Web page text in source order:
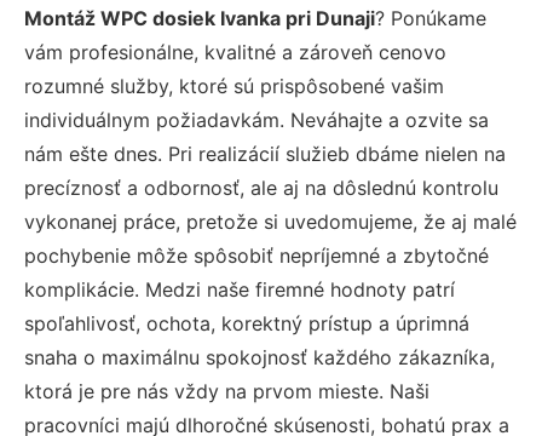
Montáž WPC dosiek Ivanka pri Dunaji? Ponúkame
vám profesionálne, kvalitné a zároveň cenovo
rozumné služby, ktoré sú prispôsobené vašim
individuálnym požiadavkám. Neváhajte a ozvite sa
nám ešte dnes. Pri realizácií služieb dbáme nielen na
precíznosť a odbornosť, ale aj na dôslednú kontrolu
vykonanej práce, pretože si uvedomujeme, že aj malé
pochybenie môže spôsobiť nepríjemné a zbytočné
komplikácie. Medzi naše firemné hodnoty patrí
spoľahlivosť, ochota, korektný prístup a úprimná
snaha o maximálnu spokojnosť každého zákazníka,
ktorá je pre nás vždy na prvom mieste. Naši
pracovníci majú dlhoročné skúsenosti, bohatú prax a